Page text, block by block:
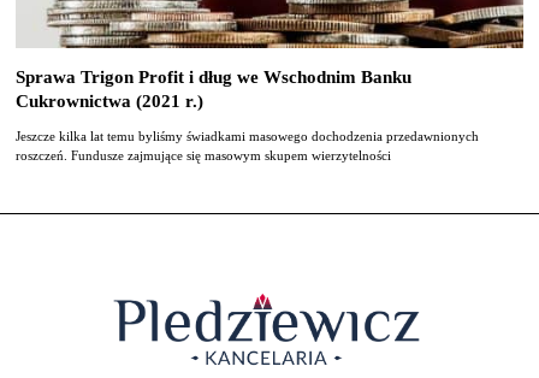
Sprawa Trigon Profit i dług we Wschodnim Banku
Cukrownictwa (2021 r.)
Jeszcze kilka lat temu byliśmy świadkami masowego dochodzenia przedawnionych
roszczeń. Fundusze zajmujące się masowym skupem wierzytelności